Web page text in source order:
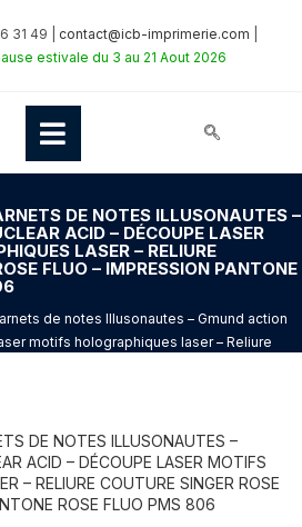
31 49 | contact@icb-imprimerie.com
estivale du 3 au 21 Aout 2026
DE NOTES ILLUSONAUTES –
ACID – DÉCOUPE LASER
LASER – RELIURE
FLUO – IMPRESSION PANTONE
de notes Illusonautes – Gmund action
motifs holographiques laser – Reliure
DE NOTES ILLUSONAUTES –
ACID – DÉCOUPE LASER MOTIFS
– RELIURE COUTURE SINGER ROSE
ROSE FLUO PMS 806